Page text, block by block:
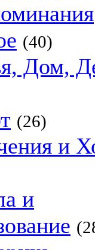
(40)
Дом,
(26)
и
и